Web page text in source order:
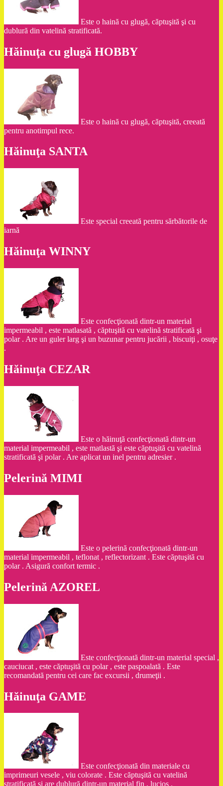
Este o haină cu glugă, căptuşită şi cu
dublură din vatelină stratificată.
Hăinuţa cu glugă HOBBY
Este o haină cu glugă, căptuşită, creeată
pentru anotimpul rece.
Hăinuţa SANTA
Este special creeată pentru sărbătorile de
iarnă
Hăinuţa WINNY
Este confecţionată dintr-un material
impermeabil , este matlasată , căptuşită cu vatelină stratificată şi
polar . Are un guler larg şi un buzunar pentru jucării , biscuiţi , osuţe
.
Hăinuţa CEZAR
Este o hăinuţă confecţionată dintr-un
material impermeabil , este matlastă şi este căptuşită cu vatelină
stratificată şi polar . Are aplicat un inel pentru adresier .
Pelerină MIMI
Este o pelerină confecţionată dintr-un
material impermeabil , teflonat , reflectorizant . Este căptuşită cu
polar . Asigură confort termic .
Pelerină AZOREL
Este confecţionată dintr-un material special ,
cauciucat , este căptuşită cu polar , este paspoalată . Este
recomandată pentru cei care fac excursii , drumeţii .
Hăinuţa GAME
Este confecţionată din materiale cu
imprimeuri vesele , viu colorate . Este căptuşită cu vatelină
stratificată şi are dublură dintr-un material fin , lucios .